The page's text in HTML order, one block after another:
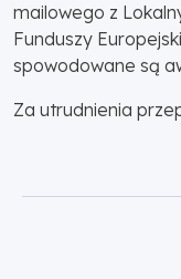
mailowego z
Funduszy
spowodowane są
Za utrudnienia